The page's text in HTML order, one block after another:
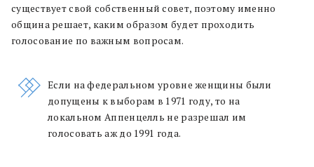
существует свой собственный совет, поэтому именно
община решает, каким образом будет проходить
голосование по важным вопросам.
Если на федеральном уровне женщины были
допущены к выборам в 1971 году, то на
локальном Аппенцелль не разрешал им
голосовать аж до 1991 года.